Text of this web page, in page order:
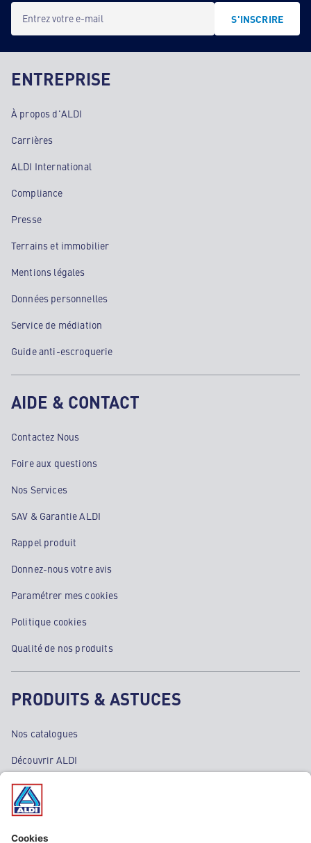
Entrez votre e-mail S'INSCRIRE
ENTREPRISE
À propos d'ALDI
Carrières
ALDI International
Compliance
Presse
Terrains et immobilier
Mentions légales
Données personnelles
Service de médiation
Guide anti-escroquerie
AIDE & CONTACT
Contactez Nous
Foire aux questions
Nos Services
SAV & Garantie ALDI
Rappel produit
Donnez-nous votre avis
Paramétrer mes cookies
Politique cookies
Qualité de nos produits
PRODUITS & ASTUCES
Nos catalogues
Découvrir ALDI
Nos bons plans
Nos rayons
Nos marques